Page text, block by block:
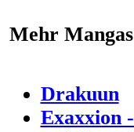
Mehr
Drakuun
Exaxxion